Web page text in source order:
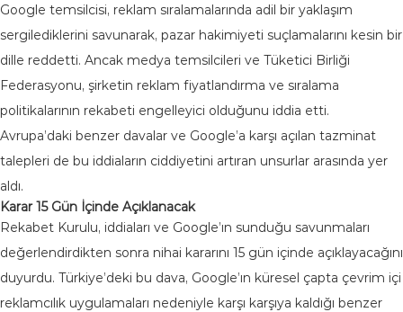
Google temsilcisi, reklam sıralamalarında adil bir yaklaşım
sergilediklerini savunarak, pazar hakimiyeti suçlamalarını kesin bir
dille reddetti. Ancak medya temsilcileri ve Tüketici Birliği
Federasyonu, şirketin reklam fiyatlandırma ve sıralama
politikalarının rekabeti engelleyici olduğunu iddia etti.
Avrupa’daki benzer davalar ve Google’a karşı açılan tazminat
talepleri de bu iddiaların ciddiyetini artıran unsurlar arasında yer
aldı.
Karar 15 Gün İçinde Açıklanacak
Rekabet Kurulu, iddiaları ve Google’ın sunduğu savunmaları
değerlendirdikten sonra nihai kararını 15 gün içinde açıklayacağını
duyurdu. Türkiye’deki bu dava, Google’ın küresel çapta çevrim içi
reklamcılık uygulamaları nedeniyle karşı karşıya kaldığı benzer